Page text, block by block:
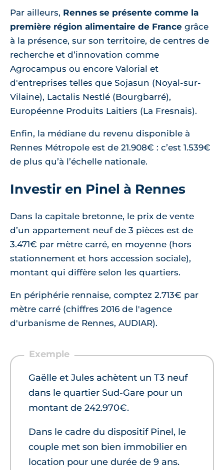
Par ailleurs, Rennes se présente comme la
première région alimentaire de France grâce
à la présence, sur son territoire, de centres de
recherche et d’innovation comme
Agrocampus ou encore Valorial et
d'entreprises telles que Sojasun (Noyal-sur-
Vilaine), Lactalis Nestlé (Bourgbarré),
Européenne Produits Laitiers (La Fresnais).
Enfin, la médiane du revenu disponible à
Rennes Métropole est de 21.908€ : c’est 1.539€
de plus qu’à l’échelle nationale.
Investir en Pinel à Rennes
Dans la capitale bretonne, le prix de vente
d’un appartement neuf de 3 pièces est de
3.471€ par mètre carré, en moyenne (hors
stationnement et hors accession sociale),
montant qui diffère selon les quartiers.
En périphérie rennaise, comptez 2.713€ par
mètre carré (chiffres 2016 de l'agence
d'urbanisme de Rennes, AUDIAR).
Gaëlle et Jules achètent un T3 neuf
dans le quartier Sud-Gare pour un
montant de 242.970€.
Dans le cadre du dispositif Pinel, le
couple met son bien immobilier en
location pour une durée de 9 ans.